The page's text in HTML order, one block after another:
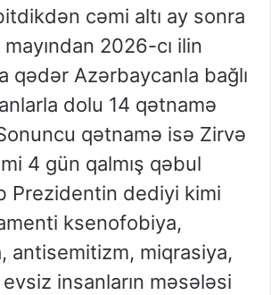
cəmi altı ay sonra
2026-cı ilin
qədər Azərbaycanla bağlı
dolu 14 qətnamə
qətnamə isə Zirvə
4 gün qalmış qəbul
Prezidentin dediyi kimi
ksenofobiya,
antisemitizm, miqrasiya,
insanların məsələsi